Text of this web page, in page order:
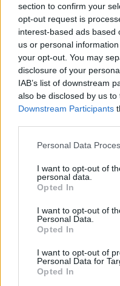
section to confirm your
opt-out request is
interest-based ads based
us or personal
your opt-out. You may
disclosure of your
IAB’s list of downstream
also be disclosed by us
Downstream Participants
Personal Data
I want to opt-out of
personal data.
Opted In
I want to opt-out of
Personal Data.
Opted In
I want to opt-out of
Personal Data for
Opted In